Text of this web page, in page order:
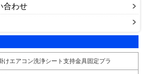
合わせ
けエアコン洗浄シート支持金具固定プラ